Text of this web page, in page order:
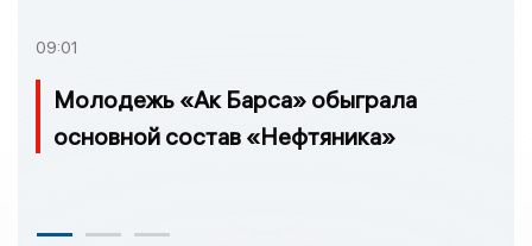
09:01
Молодежь «Ак Барса» обыграла
основной состав «Нефтяника»